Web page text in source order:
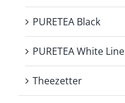
PURETEA Black
PURETEA White Line
Theezetter